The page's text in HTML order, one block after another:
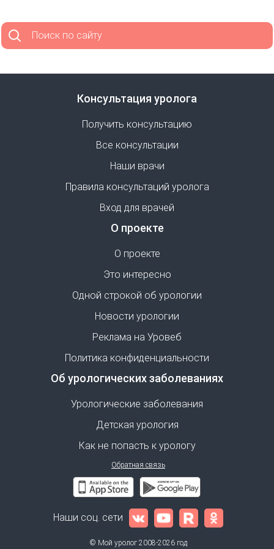
Поиск по сайту
Консультация уролога
Получить консультацию
Все консультации
Наши врачи
Правила консультаций уролога
Вход для врачей
О проекте
О проекте
Это интересно
Одной строкой об урологии
Новости урологии
Реклама на Уровеб
Политика конфиденциальности
Об урологических заболеваниях
Урологические заболевания
Детская урология
Как не попасть к урологу
Обратная связь
Наши соц. сети
© Мой уролог 2008-2026 год